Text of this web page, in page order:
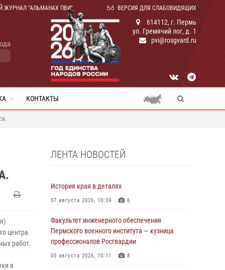
ЖУРНАЛ "АЛЬМАНАХ ПВИ" ВЕРСИЯ ДЛЯ СЛАБОВИДЯЩИХ
614112, г. Пермь
ул. Гремячий лог, д. 1
pvi@rosgvard.ru
КОНТАКТЫ
центра
работ.
в
ЛЕНТА НОВОСТЕЙ
История края в деталях
07 августа 2026, 10:39 6
Факультет инженерного обеспечения
Пермского военного института — кузница
профессионалов Росгвардии
05 августа 2026, 10:11 8